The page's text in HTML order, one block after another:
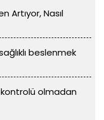
Artıyor, Nasıl
beslenmek
kontrolü olmadan